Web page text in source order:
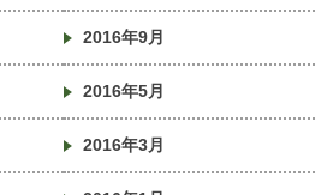
2016年9月
2016年5月
2016年3月